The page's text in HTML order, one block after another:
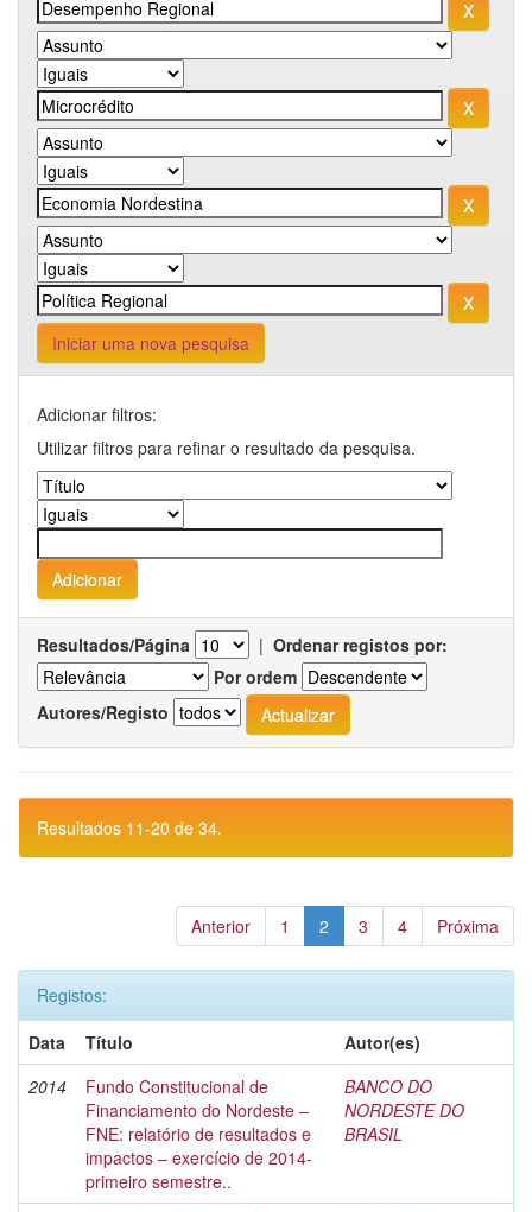
Iniciar uma nova pesquisa
Adicionar filtros:
Utilizar filtros para refinar o resultado da pesquisa.
Resultados/Página | Ordenar registos por:
Por ordem
Autores/Registo
Resultados 11-20 de 34.
Anterior 1 2 3 4 Próxima
Registos:
Data
Título
Autor(es)
2014
Fundo Constitucional de
Financiamento do Nordeste –
FNE: relatório de resultados e
impactos – exercício de 2014-
primeiro semestre..
BANCO DO
NORDESTE DO
BRASIL